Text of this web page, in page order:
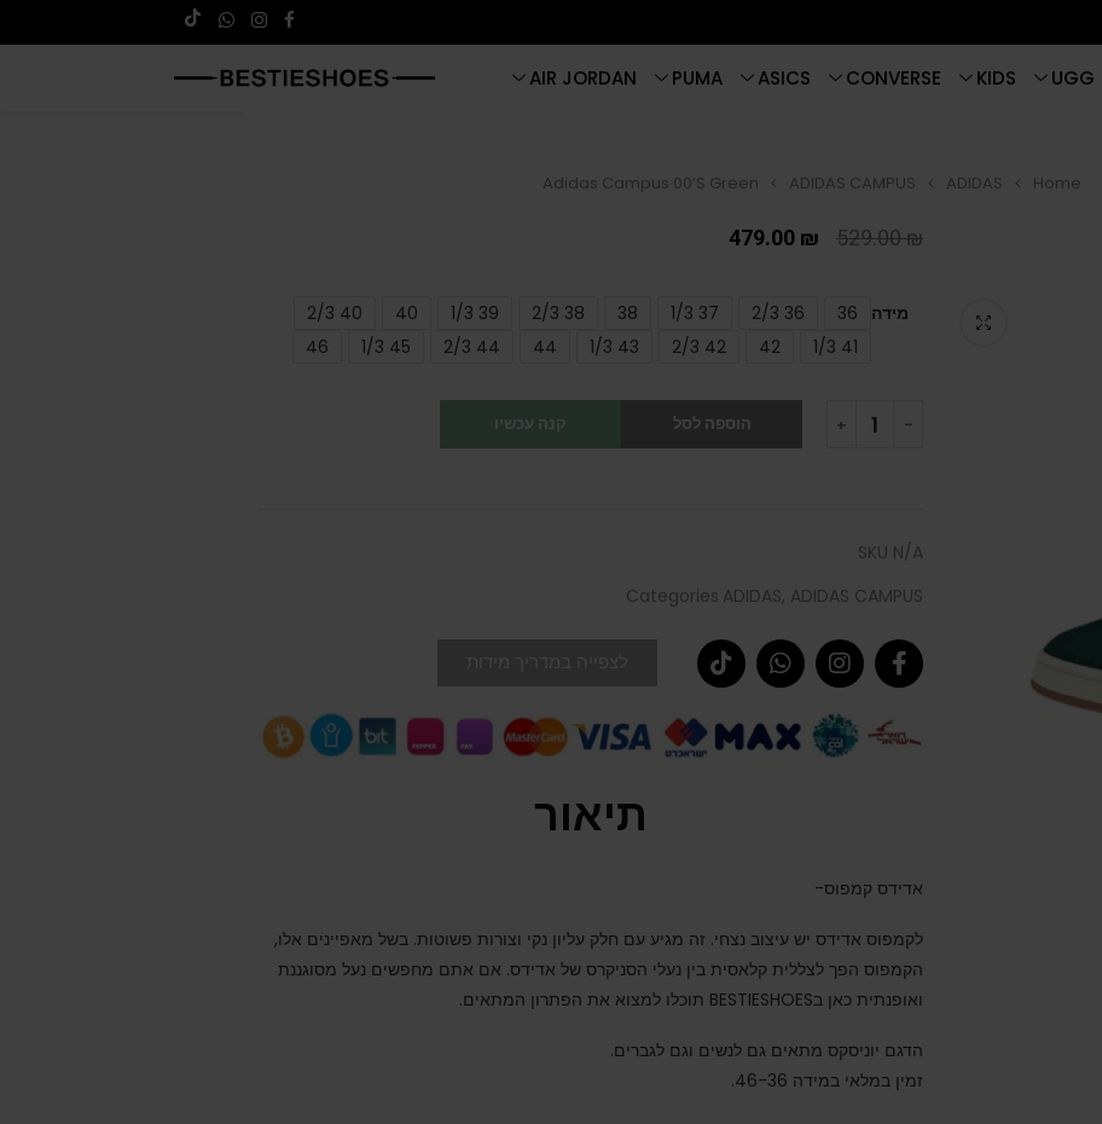
UGG
KIDS
CONVERSE
ASICS
PUMA
AIR JORDAN
Home
ADIDAS
ADIDAS CAMPUS
Adidas Campus 00’S Green
529.00₪
479.00 ₪
מידה 36
36 2/3
37 1/3
38
38 2/3
39 1/3
40
40 2/3
41 1/3
42
42 2/3
43 1/3
44
44 2/3
45 1/3
46
הוספה לסל קנה עכשיו
SKU N/A
Categories ADIDAS, ADIDAS CAMPUS
תיאור
אדידס קמפוס-
לקמפוס אדידס יש עיצוב נצחי. זה מגיע עם חלק עליון נקי וצורות פשוטות. בשל מאפיינים אלו,
הקמפוס הפך לצללית קלאסית בין נעלי הסניקרס של אדידס. אם אתם מחפשים נעל מסוגננת
ואופנתית כאן בBESTIESHOES תוכלו למצוא את הפתרון המתאים.
הדגם יוניסקס מתאים גם לנשים וגם לגברים.
זמין במלאי במידה 46-36.